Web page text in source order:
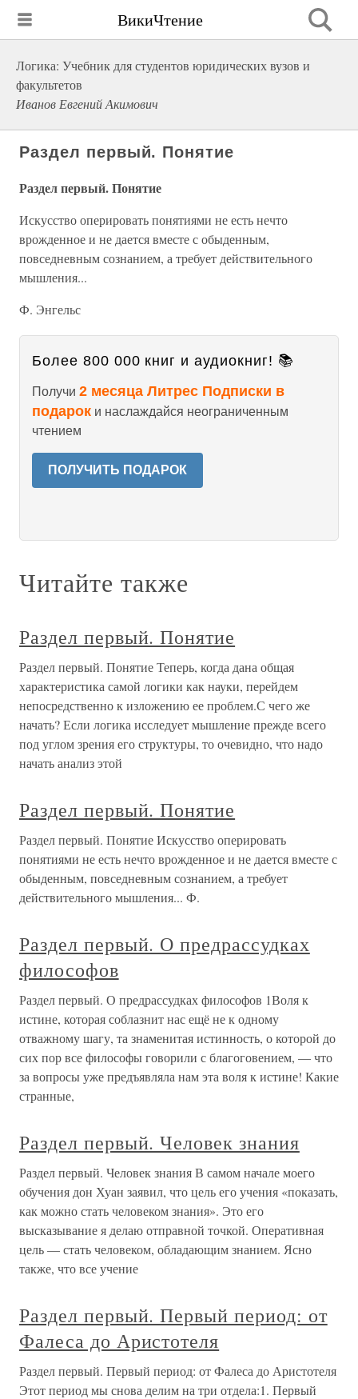
ВикиЧтение
Логика: Учебник для студентов юридических вузов и
факультетов
Иванов Евгений Акимович
Раздел первый. Понятие
Раздел первый. Понятие
Искусство оперировать понятиями не есть нечто
врожденное и не дается вместе с обыденным,
повседневным сознанием, а требует действительного
мышления...
Ф. Энгельс
Более 800 000 книг и аудиокниг! 📚
Получи 2 месяца Литрес Подписки в
подарок и наслаждайся неограниченным
чтением
ПОЛУЧИТЬ ПОДАРОК
Читайте также
Раздел первый. Понятие
Раздел первый. Понятие Теперь, когда дана общая
характеристика самой логики как науки, перейдем
непосредственно к изложению ее проблем.С чего же
начать? Если логика исследует мышление прежде всего
под углом зрения его структуры, то очевидно, что надо
начать анализ этой
Раздел первый. Понятие
Раздел первый. Понятие Искусство оперировать
понятиями не есть нечто врожденное и не дается вместе с
обыденным, повседневным сознанием, а требует
действительного мышления... Ф.
Раздел первый. О предрассудках
философов
Раздел первый. О предрассудках философов 1Воля к
истине, которая соблазнит нас ещё не к одному
отважному шагу, та знаменитая истинность, о которой до
сих пор все философы говорили с благоговением, — что
за вопросы уже предъявляла нам эта воля к истине! Какие
странные,
Раздел первый. Человек знания
Раздел первый. Человек знания В самом начале моего
обучения дон Хуан заявил, что цель его учения «показать,
как можно стать человеком знания». Это его
высказывание я делаю отправной точкой. Оперативная
цель — стать человеком, обладающим знанием. Ясно
также, что все учение
Раздел первый. Первый период: от
Фалеса до Аристотеля
Раздел первый. Первый период: от Фалеса до Аристотеля
Этот период мы снова делим на три отдела:1. Первый